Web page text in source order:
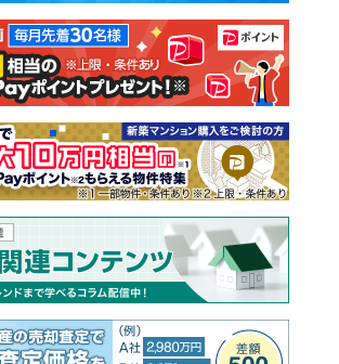
土地